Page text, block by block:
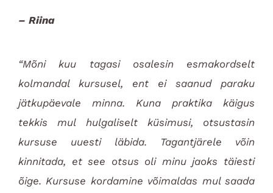
– Riina
“Mõni kuu tagasi osalesin esmakordselt
kolmandal kursusel, ent ei saanud paraku
jätkupäevale minna. Kuna praktika käigus
tekkis mul hulgaliselt küsimusi, otsustasin
kursuse uuesti läbida. Tagantjärele võin
kinnitada, et see otsus oli minu jaoks täiesti
õige. Kursuse kordamine võimaldas mul saada